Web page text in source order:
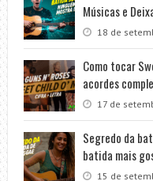
Músicas e
18 de
Como tocar
acordes
17 de
Segredo da
batida mais
15 de